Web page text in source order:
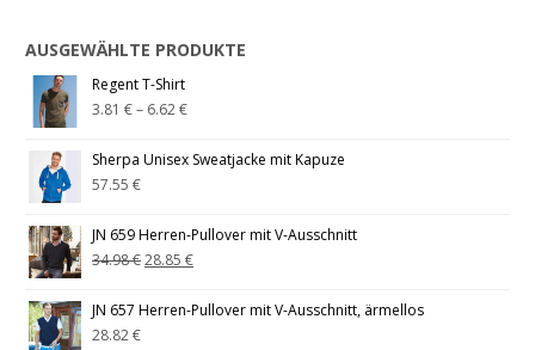
AUSGEWÄHLTE PRODUKTE
Regent T-Shirt
3.81€– 6.62€
Sherpa Unisex Sweatjacke mit Kapuze
57.55€
JN 659 Herren-Pullover mit V-Ausschnitt
34.98€28.85€
JN 657 Herren-Pullover mit V-Ausschnitt, ärmellos
28.82€